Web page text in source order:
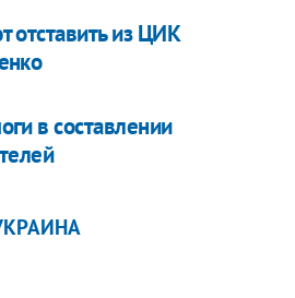
отставить из ЦИК
в составлении